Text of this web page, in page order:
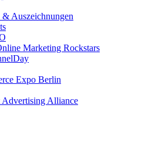
Auszeichnungen
Marketing Rockstars
Expo Berlin
Alliance